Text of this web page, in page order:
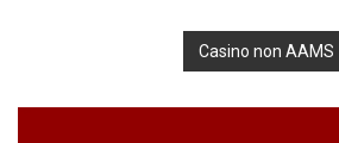
Casino non AAMS